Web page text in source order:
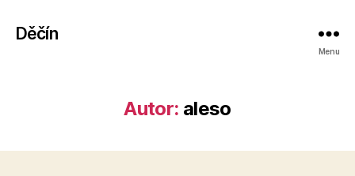
Děčín
Menu
Autor: aleso